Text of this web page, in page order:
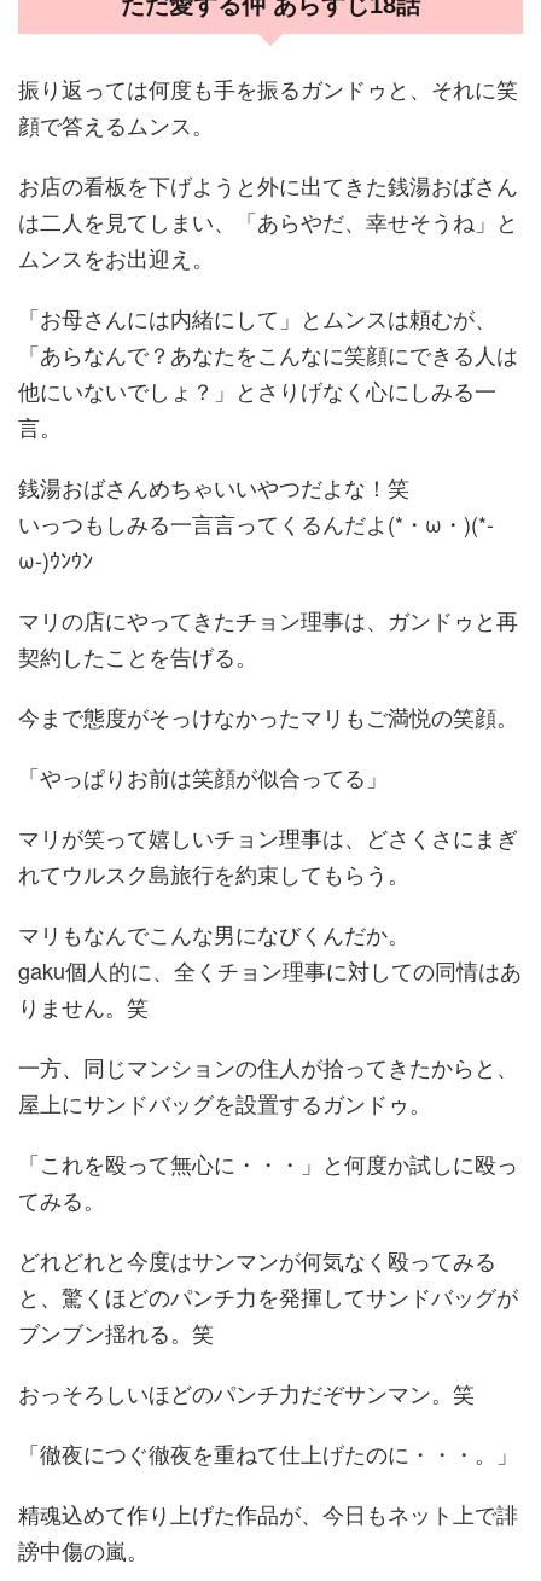
振り返っては何度も手を振るガンドゥと、それに笑
顔で答えるムンス。
お店の看板を下げようと外に出てきた銭湯おばさん
は二人を見てしまい、「あらやだ、幸せそうね」と
ムンスをお出迎え。
「お母さんには内緒にして」とムンスは頼むが、
「あらなんで？あなたをこんなに笑顔にできる人は
他にいないでしょ？」とさりげなく心にしみる一
言。
銭湯おばさんめちゃいいやつだよな！笑
いっつもしみる一言言ってくるんだよ(*・ω・)(*-
ω-)ｳﾝｳﾝ
マリの店にやってきたチョン理事は、ガンドゥと再
契約したことを告げる。
今まで態度がそっけなかったマリもご満悦の笑顔。
「やっぱりお前は笑顔が似合ってる」
マリが笑って嬉しいチョン理事は、どさくさにまぎ
れてウルスク島旅行を約束してもらう。
マリもなんでこんな男になびくんだか。
gaku個人的に、全くチョン理事に対しての同情はあ
りません。笑
一方、同じマンションの住人が拾ってきたからと、
屋上にサンドバッグを設置するガンドゥ。
「これを殴って無心に・・・」と何度か試しに殴っ
てみる。
どれどれと今度はサンマンが何気なく殴ってみる
と、驚くほどのパンチ力を発揮してサンドバッグが
ブンブン揺れる。笑
おっそろしいほどのパンチ力だぞサンマン。笑
「徹夜につぐ徹夜を重ねて仕上げたのに・・・。」
精魂込めて作り上げた作品が、今日もネット上で誹
謗中傷の嵐。